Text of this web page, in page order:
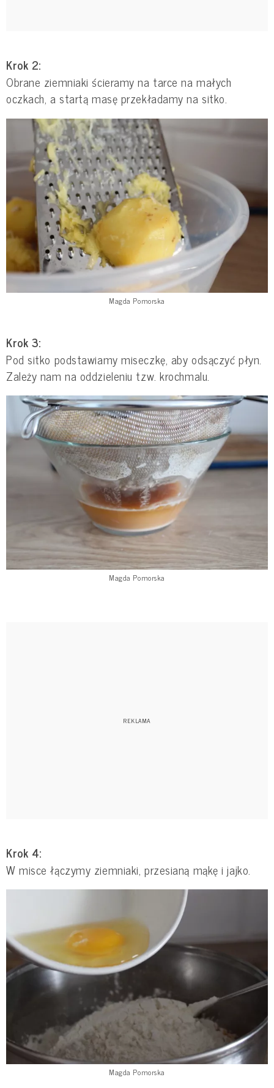
Krok 2:
Obrane ziemniaki ścieramy na tarce na małych
oczkach, a startą masę przekładamy na sitko.
Magda Pomorska
Krok 3:
Pod sitko podstawiamy miseczkę, aby odsączyć płyn.
Zależy nam na oddzieleniu tzw. krochmalu.
Magda Pomorska
Krok 4:
W misce łączymy ziemniaki, przesianą mąkę i jajko.
Magda Pomorska